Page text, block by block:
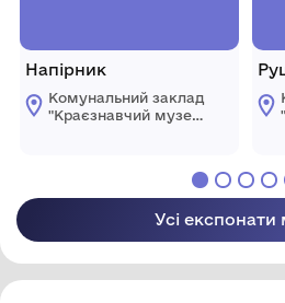
Напірник
Комунальний заклад
"Краєзнавчий музей
Усі експонати